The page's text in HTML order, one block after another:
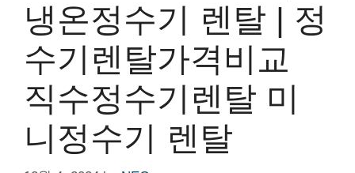
냉온정수기 렌탈 | 정
수기렌탈가격비교
직수정수기렌탈 미
니정수기 렌탈